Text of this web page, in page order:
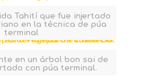
Tahití que fue injertado
en la técnica de púa
terminal
en un árbol bon sai de
con púa terminal.